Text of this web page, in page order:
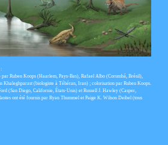
:
par Ruben Koops (Haarlem, Pays-Bas), Rafael Albo (Corumbá, Brésil),
Khaleghparast (biologiste à Téhéran, Iran) ; colorisation par Ruben Koops.
(San Diego, Californie, États-Unis) et Russell J. Hawley (Casper,
ont été fournis par Ryan Thummel et Paige K. Wilson Deibel (tous